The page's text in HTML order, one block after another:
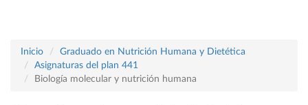
Inicio
Graduado en Nutrición Humana y Dietética
Asignaturas del plan 441
Biología molecular y nutrición humana